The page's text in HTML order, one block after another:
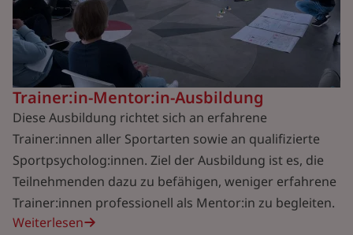
Trainer:in-Mentor:in-Ausbildung
Diese Ausbildung richtet sich an erfahrene
Trainer:innen aller Sportarten sowie an qualifizierte
Sportpsycholog:innen. Ziel der Ausbildung ist es, die
Teilnehmenden dazu zu befähigen, weniger erfahrene
Trainer:innen professionell als Mentor:in zu begleiten.
Weiterlesen